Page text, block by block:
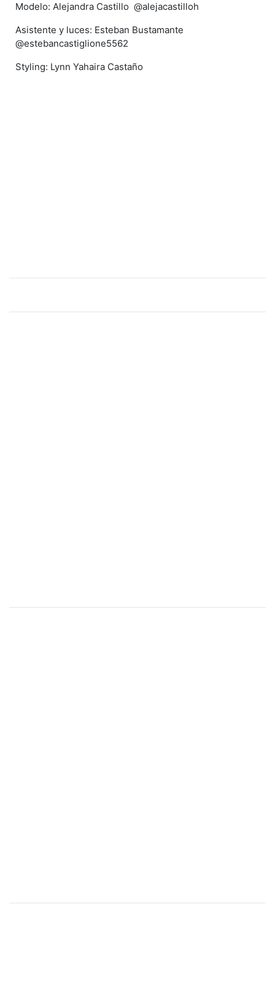
Modelo: Alejandra Castillo @alejacastilloh
Asistente y luces: Esteban Bustamante
@estebancastiglione5562
Styling: Lynn Yahaira Castaño